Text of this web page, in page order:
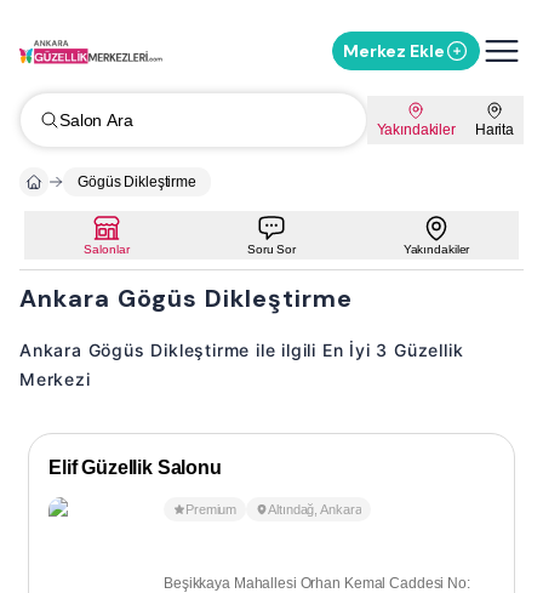
Merkez Ekle
Salon Ara Yakındakiler Harita
Gögüs Dikleştirme
Salonlar Soru Sor Yakındakiler
Ankara Gögüs Dikleştirme
Ankara Gögüs Dikleştirme ile ilgili En İyi 3 Güzellik
Merkezi
Elif Güzellik Salonu
Premium Altındağ ,Ankara
Beşikkaya Mahallesi Orhan Kemal Caddesi No: